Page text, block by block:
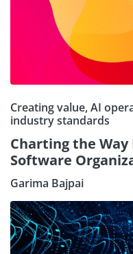
Creating value, AI
industry standards
Charting the
Software
Garima Bajpai